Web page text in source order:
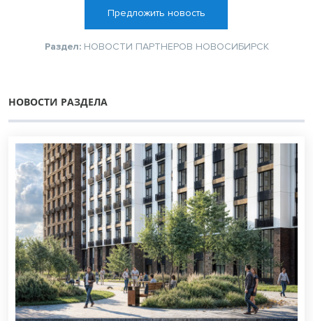
Предложить новость
Раздел: НОВОСТИ ПАРТНЕРОВ НОВОСИБИРСК
НОВОСТИ РАЗДЕЛА